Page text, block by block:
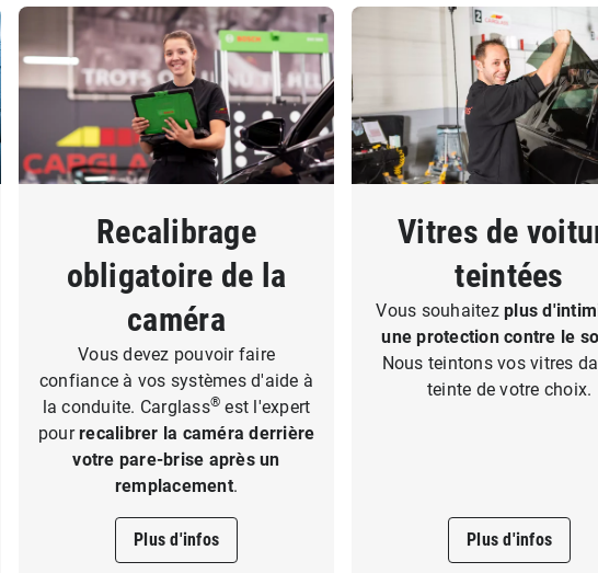
Recalibrage
obligatoire de la
caméra
Vous devez pouvoir faire
confiance à vos systèmes d'aide à
la conduite. Carglass® est l'expert
pourrecalibrer la caméra derrière
votre pare-brise après un
remplacement.
Plus d'infos
Vitres de
teintées
Vous souhaitezplus
une protection contre le
Nous teintons vos vitres
teinte de votre choix.
Plus d'infos